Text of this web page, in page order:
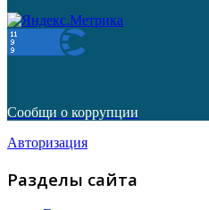
Сообщи о коррупции
Авторизация
Разделы сайта